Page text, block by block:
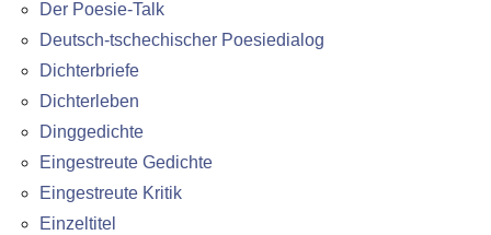
Der Poesie-Talk
Deutsch-tschechischer Poesiedialog
Dichterbriefe
Dichterleben
Dinggedichte
Eingestreute Gedichte
Eingestreute Kritik
Einzeltitel